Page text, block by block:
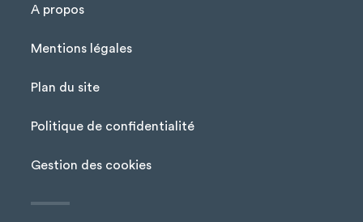
Menu Pied de page
A propos
Mentions légales
Plan du site
Politique de confidentialité
Gestion des cookies